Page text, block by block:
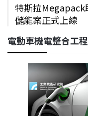
特斯拉
儲能案正式上線
電動車機電整合工